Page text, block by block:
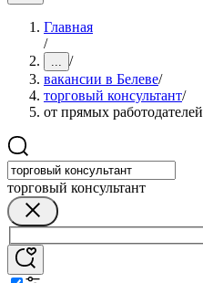
Главная
/
... /
вакансии в Белеве/
торговый консультант/
от прямых работодателей
торговый консультант